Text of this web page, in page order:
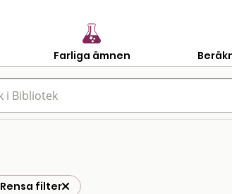
Farliga ämnen
Rensa filter